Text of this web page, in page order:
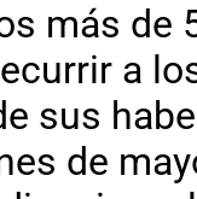
más de
a
sus
de